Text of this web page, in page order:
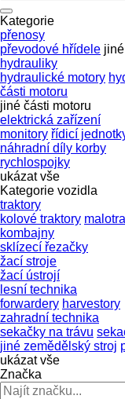
Kategorie
přenosy
převodové hřídele
hydrauliky
hydraulické motory
části motoru
jiné části motoru
elektrická zařízení
monitory řídicí
náhradní díly korby
rychlospojky
ukázat vše
Kategorie vozidla
traktory
kolové traktory
kombajny
sklízecí řezačky
žací stroje
žací ústrojí
lesní technika
forwardery harvestory
zahradní technika
sekačky na trávu
jiné zemědělský stroj
ukázat vše
Značka